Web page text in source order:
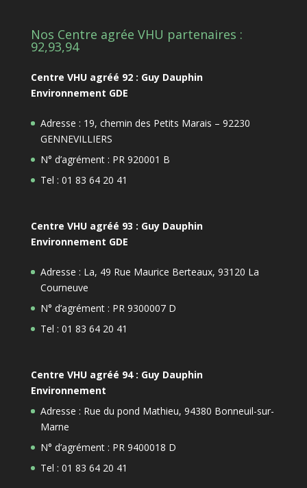
Nos Centre agrée VHU partenaires :
92,93,94
Centre VHU agréé 92 : Guy Dauphin
Environnement GDE
Adresse : 19, chemin des Petits Marais – 92230
GENNEVILLIERS
N° d’agrément : PR 920001 B
Tel : 01 83 64 20 41
Centre VHU agréé 93 : Guy Dauphin
Environnement GDE
Adresse : La, 49 Rue Maurice Berteaux, 93120 La
Courneuve
N° d’agrément : PR 9300007 D
Tel : 01 83 64 20 41
Centre VHU agréé 94 : Guy Dauphin
Environnement
Adresse : Rue du pond Mathieu, 94380 Bonneuil-sur-
Marne
N° d’agrément : PR 9400018 D
Tel : 01 83 64 20 41